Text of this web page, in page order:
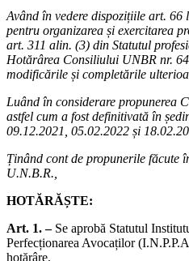
Având în vedere dispozițiile art.
pentru organizarea și exercitarea
art. 311 alin. (3) din Statutul
Hotărârea Consiliului UNBR nr.
modificările și completările
Luând în considerare propunerea
astfel cum a fost definitivată în
09.12.2021, 05.02.2022 și
Ținând cont de propunerile făcute
U.N.B.R.,
HOTĂRĂȘTE:
Art. 1. – Se aprobă Statutul
Perfecționarea Avocaților
hotărâre.